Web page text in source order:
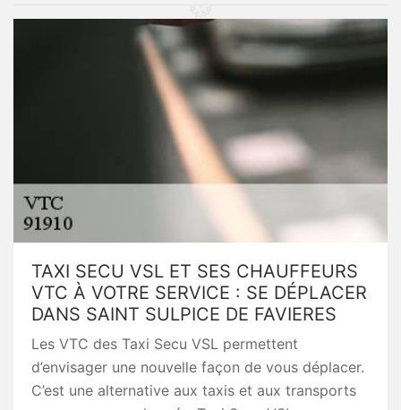
TAXI SECU VSL ET SES CHAUFFEURS
VTC À VOTRE SERVICE : SE DÉPLACER
DANS SAINT SULPICE DE FAVIERES
Les VTC des Taxi Secu VSL permettent
d’envisager une nouvelle façon de vous déplacer.
C’est une alternative aux taxis et aux transports